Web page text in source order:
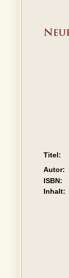
Titel:
Autor:
ISBN:
Inhalt: